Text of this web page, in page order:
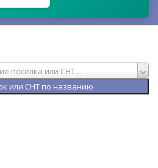
поселка или СНТ…